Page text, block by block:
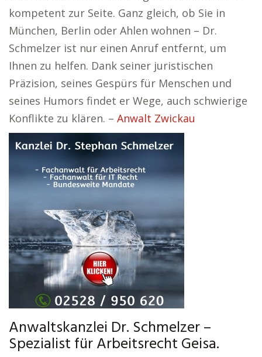
kompetent zur Seite. Ganz gleich, ob Sie in
München, Berlin oder Ahlen wohnen – Dr.
Schmelzer ist nur einen Anruf entfernt, um
Ihnen zu helfen. Dank seiner juristischen
Präzision, seines Gespürs für Menschen und
seines Humors findet er Wege, auch schwierige
Konflikte zu klären. – Anwalt Zwickau
Anwaltskanzlei Dr. Schmelzer –
Spezialist für Arbeitsrecht Geisa.